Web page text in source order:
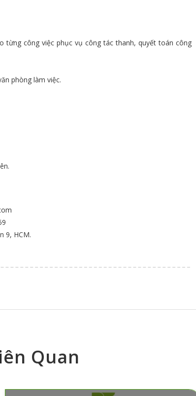
từng công việc phục vụ công tác thanh, quyết toán công
phòng làm việc.
9, HCM.
Quan